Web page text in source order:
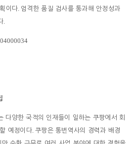
이다. 엄격한 품질 검사를 통과해 안정성과
.
다양한 국적의 인재들이 일하는 쿠팡에서 회
예정이다. 쿠팡은 통번역사의 경력과 배경